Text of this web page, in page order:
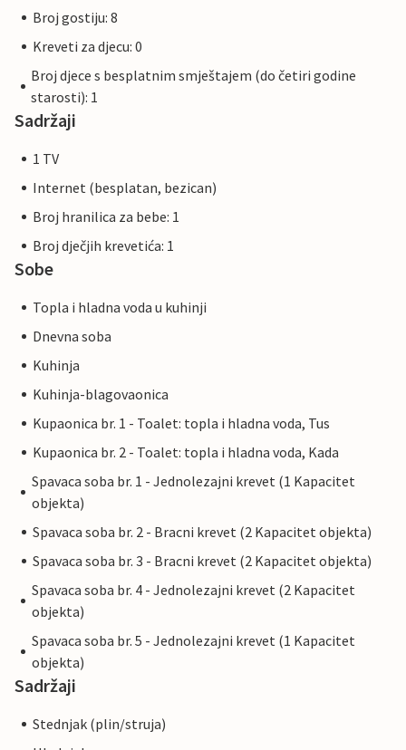
Broj gostiju: 8
Kreveti za djecu: 0
Broj djece s besplatnim smještajem (do četiri godine
starosti): 1
Sadržaji
1 TV
Internet (besplatan, bezican)
Broj hranilica za bebe: 1
Broj dječjih krevetića: 1
Sobe
Topla i hladna voda u kuhinji
Dnevna soba
Kuhinja
Kuhinja-blagovaonica
Kupaonica br. 1 - Toalet: topla i hladna voda, Tus
Kupaonica br. 2 - Toalet: topla i hladna voda, Kada
Spavaca soba br. 1 - Jednolezajni krevet (1 Kapacitet
objekta)
Spavaca soba br. 2 - Bracni krevet (2 Kapacitet objekta)
Spavaca soba br. 3 - Bracni krevet (2 Kapacitet objekta)
Spavaca soba br. 4 - Jednolezajni krevet (2 Kapacitet
objekta)
Spavaca soba br. 5 - Jednolezajni krevet (1 Kapacitet
objekta)
Sadržaji
Stednjak (plin/struja)